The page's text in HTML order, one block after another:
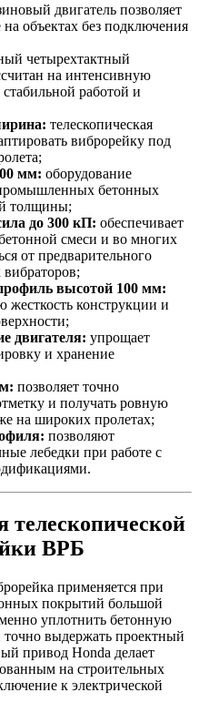
двигатель позволяет
объектах без подключения
четырехтактный
на интенсивную
работой и
телескопическая
виброрейку под
мм: оборудование
бетонных
толщины;
до 300 кП: обеспечивает
смеси и во многих
от предварительного
высотой 100 мм:
жесткость конструкции и
двигателя: упрощает
и хранение
позволяет точно
и получать ровную
на широких пролетах;
позволяют
лебедки при работе с
телескопической
ВРБ
применяется при
покрытий большой
уплотнить бетонную
точно выдержать проектный
привод Honda делает
на строительных
к электрической